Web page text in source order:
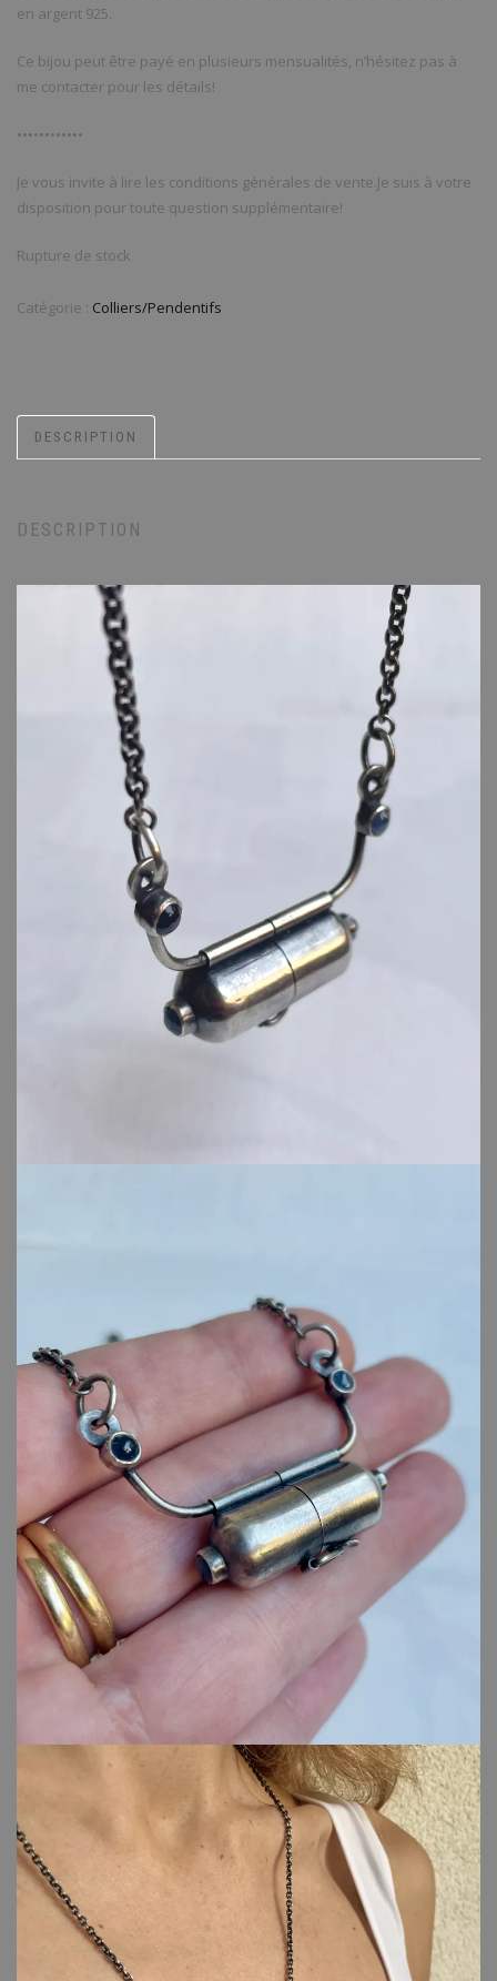
en argent 925.
Ce bijou peut être payé en plusieurs mensualités, n’hésitez pas à
me contacter pour les détails!
••••••••••••
Je vous invite à lire les conditions générales de vente.Je suis à votre
disposition pour toute question supplémentaire!
Rupture de stock
Catégorie : Colliers/Pendentifs
DESCRIPTION
DESCRIPTION